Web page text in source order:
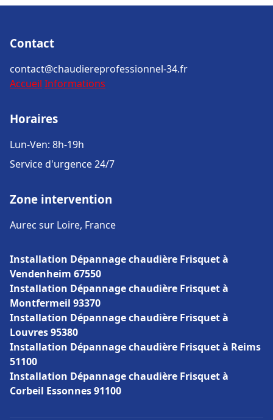
Contact
contact@chaudiereprofessionnel-34.fr
Accueil Informations
Horaires
Lun-Ven: 8h-19h
Service d'urgence 24/7
Zone intervention
Aurec sur Loire, France
Installation Dépannage chaudière Frisquet à
Vendenheim 67550
Installation Dépannage chaudière Frisquet à
Montfermeil 93370
Installation Dépannage chaudière Frisquet à
Louvres 95380
Installation Dépannage chaudière Frisquet à Reims
51100
Installation Dépannage chaudière Frisquet à
Corbeil Essonnes 91100